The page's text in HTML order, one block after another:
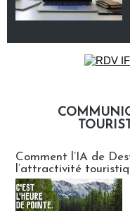
Comment l’IA de
l’attractivité